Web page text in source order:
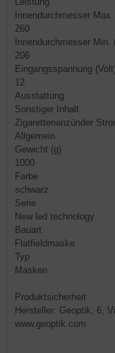
Innendurchmesser
260
Innendurchmesser Min.
206
Eingangsspannung
12
Ausstattung
Sonstiger Inhalt
Zigarettenanzünder
Allgemein
Gewicht (g)
1000
Farbe
schwarz
Serie
New led technology
Bauart
Flatfieldmaske
Typ
Masken
Produktsicherheit
Hersteller: Geoptik, 6,
www.geoptik.com